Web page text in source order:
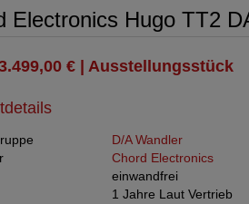
Electronics Hugo TT2
€ | Ausstellungsstück
D/A Wandler
Chord Electronics
einwandfrei
1 Jahre Laut Vertrieb